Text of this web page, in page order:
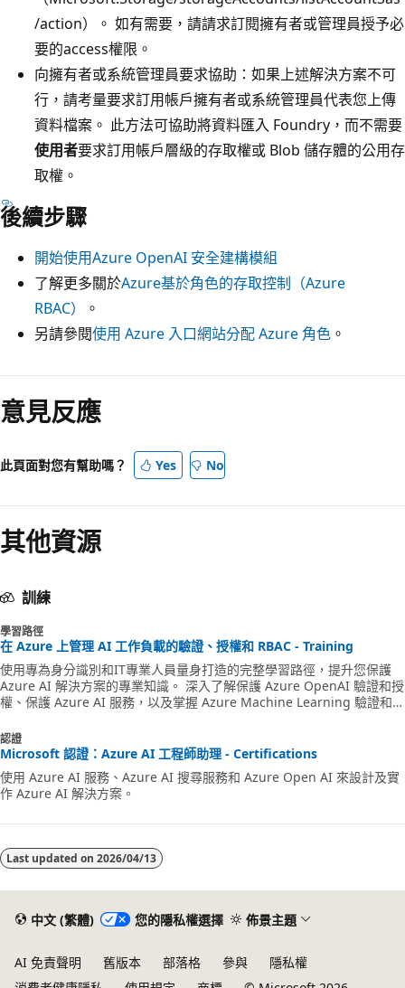
/action）。 如有需要，請請求訂閱擁有者或管理員授予必
要的access權限。
向擁有者或系統管理員要求協助：如果上述解決方案不可
行，請考量要求訂用帳戶擁有者或系統管理員代表您上傳
資料檔案。 此方法可協助將資料匯入 Foundry，而不需要
使用者要求訂用帳戶層級的存取權或 Blob 儲存體的公用存
取權。
後續步驟
開始使用Azure OpenAI 安全建構模組
了解更多關於Azure基於角色的存取控制（Azure
RBAC）
。
另請參閱使用 Azure 入口網站分配 Azure 角色 。
意見反應
此頁面對您有幫助嗎？ Yes No
其他資源
訓練
學習路徑
在 Azure 上管理 AI 工作負載的驗證、授權和 RBAC - Training
使用專為身分識別和IT專業人員量身打造的完整學習路徑，提升您保護
Azure AI 解決方案的專業知識。 深入了解保護 Azure OpenAI 驗證和授
權、保護 Azure AI 服務，以及掌握 Azure Machine Learning 驗證和授
案在現今不斷演變的數位環境中保持復原且符合規範。 立即開始增強 AI
安全性最佳做法的知識！
認證
Microsoft 認證：Azure AI 工程師助理 - Certifications
使用 Azure AI 服務、Azure AI 搜尋服務和 Azure Open AI 來設計及實
作 Azure AI 解決方案。
Last updated on 2026/04/13
中文 (繁體) 您的隱私權選擇 佈景主題
AI 免責聲明 舊版本 部落格 參與
隱私權